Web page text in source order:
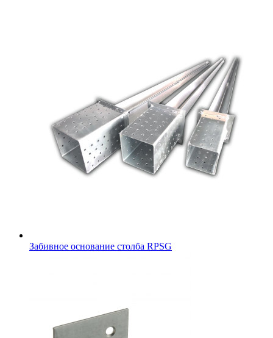
Забивное основание столба RPSG